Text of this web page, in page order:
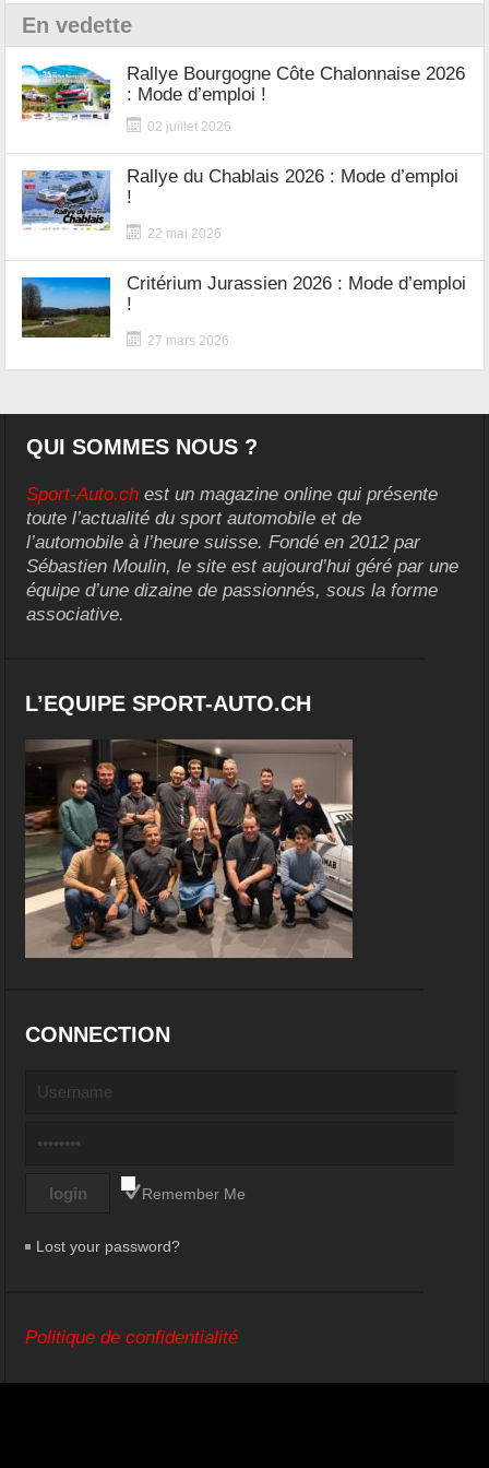
En vedette
Rallye Bourgogne Côte Chalonnaise 2026
: Mode d’emploi !
02 juillet 2026
Rallye du Chablais 2026 : Mode d’emploi
!
22 mai 2026
Critérium Jurassien 2026 : Mode d’emploi
!
27 mars 2026
QUI SOMMES NOUS ?
Sport-Auto.ch est un magazine online qui présente
toute l’actualité du sport automobile et de
l’automobile à l’heure suisse. Fondé en 2012 par
Sébastien Moulin, le site est aujourd’hui géré par une
équipe d’une dizaine de passionnés, sous la forme
associative.
L’EQUIPE SPORT-AUTO.CH
CONNECTION
Remember Me
Lost your password?
Politique de confidentialité